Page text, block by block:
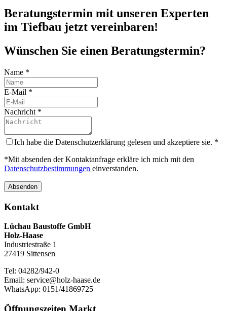
Beratungstermin mit unseren Experten
im Tiefbau jetzt vereinbaren!
Wünschen Sie einen Beratungstermin?
Name *
E-Mail *
Nachricht *
Ich habe die Datenschutzerklärung gelesen und akzeptiere sie. *
*Mit absenden der Kontaktanfrage erkläre ich mich mit den
Datenschutzbestimmungen einverstanden.
Absenden
Kontakt
Lüchau Baustoffe GmbH
Holz-Haase
Industriestraße 1
27419 Sittensen
Tel: 04282/942-0
Email: service@holz-haase.de
WhatsApp: 0151/41869725
Öffnungszeiten Markt